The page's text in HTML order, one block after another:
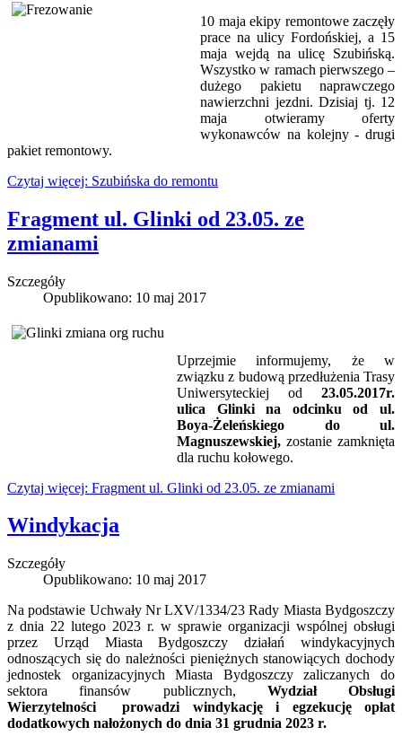
10 maja ekipy remontowe zaczęły
prace na ulicy Fordońskiej, a 15
maja wejdą na ulicę Szubińską.
Wszystko w ramach pierwszego –
dużego pakietu naprawczego
nawierzchni jezdni. Dzisiaj tj. 12
maja otwieramy oferty
wykonawców na kolejny - drugi
pakiet remontowy.
Czytaj więcej: Szubińska do remontu
Fragment ul. Glinki od 23.05. ze
zmianami
Szczegóły
Opublikowano: 10 maj 2017
Uprzejmie informujemy, że w
związku z budową przedłużenia Trasy
Uniwersyteckiej od 23.05.2017r.
ulica Glinki na odcinku od ul.
Boya-Żeleńskiego do ul.
Magnuszewskiej, zostanie zamknięta
dla ruchu kołowego.
Czytaj więcej: Fragment ul. Glinki od 23.05. ze zmianami
Windykacja
Szczegóły
Opublikowano: 10 maj 2017
Na podstawie Uchwały Nr LXV/1334/23 Rady Miasta Bydgoszczy
z dnia 22 lutego 2023 r. w sprawie organizacji wspólnej obsługi
przez Urząd Miasta Bydgoszczy działań windykacyjnych
odnoszących się do należności pieniężnych stanowiących dochody
jednostek organizacyjnych Miasta Bydgoszczy zaliczanych do
sektora finansów publicznych, Wydział Obsługi
Wierzytelności prowadzi windykację i egzekucję opłat
dodatkowych nałożonych do dnia 31 grudnia 2023 r.